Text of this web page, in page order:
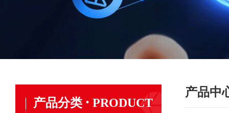
产品分类 · PRODUCT
产品中